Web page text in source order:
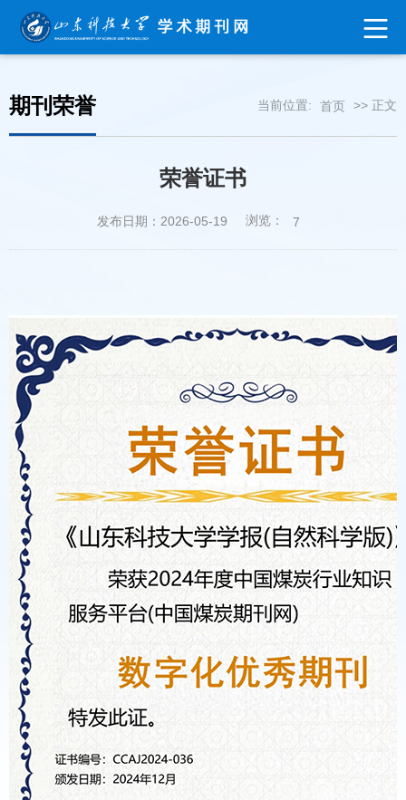
期刊荣誉 当前位置: 首页 >> 正文
荣誉证书
发布日期：2026-05-19 浏览： 7